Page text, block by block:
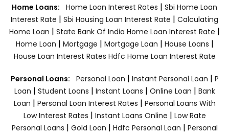
Home Loans: Home Loan Interest Rates | Sbi Home Loan
Interest Rate | Sbi Housing Loan Interest Rate | Calculating
Home Loan | State Bank Of India Home Loan Interest Rate |
Home Loan | Mortgage | Mortgage Loan | House Loans |
House Loan Interest Rates Hdfc Home Loan Interest Rate
Personal Loans: Personal Loan | Instant Personal Loan | P
Loan | Student Loans | Instant Loans | Online Loan | Bank
Loan | Personal Loan Interest Rates | Personal Loans With
Low Interest Rates | Instant Loans Online | Low Rate
Personal Loans | Gold Loan | Hdfc Personal Loan | Personal